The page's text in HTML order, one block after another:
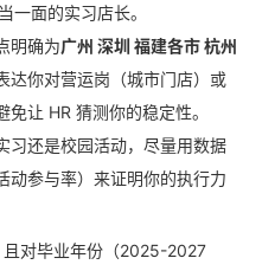
一面的实习店长。
明确为广州 深圳 福建各市 杭州
达你对营运岗（城市门店）或
让 HR 猜测你的稳定性。
习还是校园活动，尽量用数据
动参与率）来证明你的执行力
且对毕业年份（2025-2027